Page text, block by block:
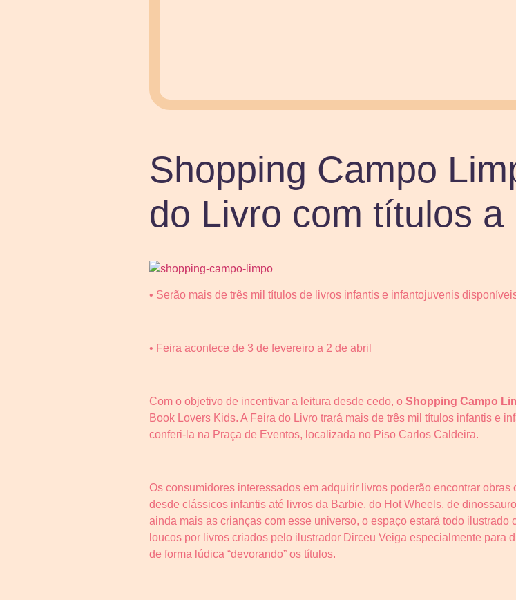
Shopping Campo
do Livro com títulos a
• Serão mais de três mil títulos de livros infantis e infantojuvenis
• Feira acontece de 3 de fevereiro a 2 de abril
Com o objetivo de incentivar a leitura desde cedo, o Shopping Campo
Book Lovers Kids. A Feira do Livro trará mais de três mil títulos infantis e
conferi-la na Praça de Eventos, localizada no Piso Carlos Caldeira.
Os consumidores interessados em adquirir livros poderão encontrar
desde clássicos infantis até livros da Barbie, do Hot Wheels, de
ainda mais as crianças com esse universo, o espaço estará todo
loucos por livros criados pelo ilustrador Dirceu Veiga especialmente para
de forma lúdica “devorando” os títulos.